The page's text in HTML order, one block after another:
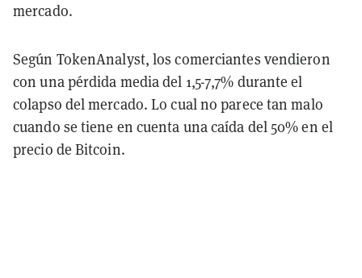
mercado.
Según TokenAnalyst, los comerciantes vendieron
con una pérdida media del 1,5-7,7% durante el
colapso del mercado. Lo cual no parece tan malo
cuando se tiene en cuenta una caída del 50% en el
precio de Bitcoin.